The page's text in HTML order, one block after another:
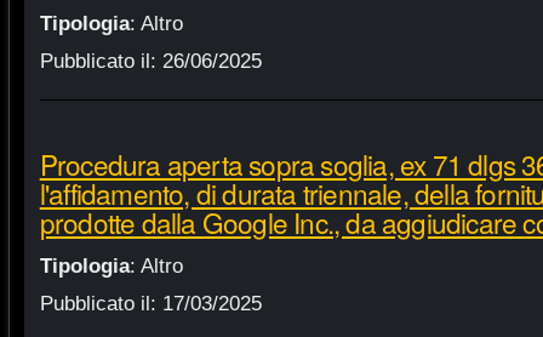
Tipologia: Altro
Pubblicato il: 26/06/2025
Procedura aperta sopra soglia, ex 71 dlgs
l'affidamento, di durata triennale, della
prodotte dalla Google Inc., da aggiudicare
Tipologia: Altro
Pubblicato il: 17/03/2025